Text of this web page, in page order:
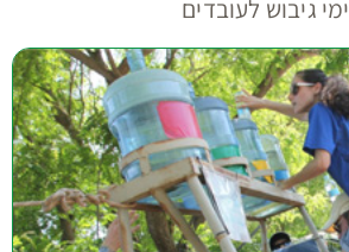
ימי גיבוש לעובדים